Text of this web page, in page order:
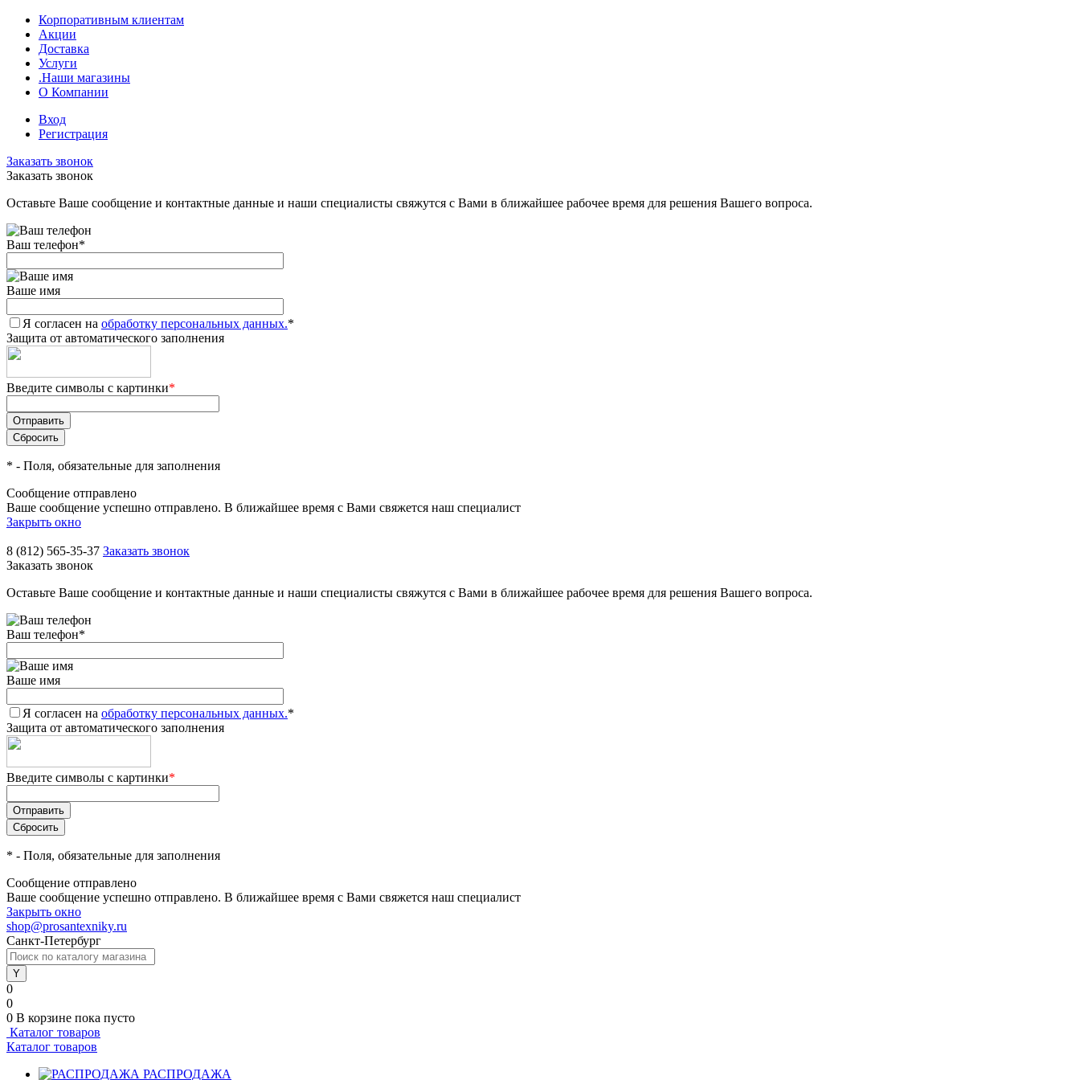
Корпоративным клиентам
Акции
Доставка
Услуги
.Наши магазины
О Компании
Вход
Регистрация
Заказать звонок
Заказать звонок
Оставьте Ваше сообщение и контактные данные и наши специалисты свяжутся с Вами в ближайшее рабочее время для решения Вашего вопроса.
Ваш телефон*
Ваше имя
Я согласен на обработку персональных данных.*
Защита от автоматического заполнения
Введите символы с картинки*
* - Поля, обязательные для заполнения
Сообщение отправлено
Ваше сообщение успешно отправлено. В ближайшее время с Вами свяжется наш специалист
Закрыть окно
8 (812) 565-35-37 Заказать звонок
Заказать звонок
Оставьте Ваше сообщение и контактные данные и наши специалисты свяжутся с Вами в ближайшее рабочее время для решения Вашего вопроса.
Ваш телефон*
Ваше имя
Я согласен на обработку персональных данных.*
Защита от автоматического заполнения
Введите символы с картинки*
* - Поля, обязательные для заполнения
Сообщение отправлено
Ваше сообщение успешно отправлено. В ближайшее время с Вами свяжется наш специалист
Закрыть окно
shop@prosantexniky.ru
Санкт-Петербург
0
0
0 В корзине пока пусто
Каталог товаров
Каталог товаров
РАСПРОДАЖА